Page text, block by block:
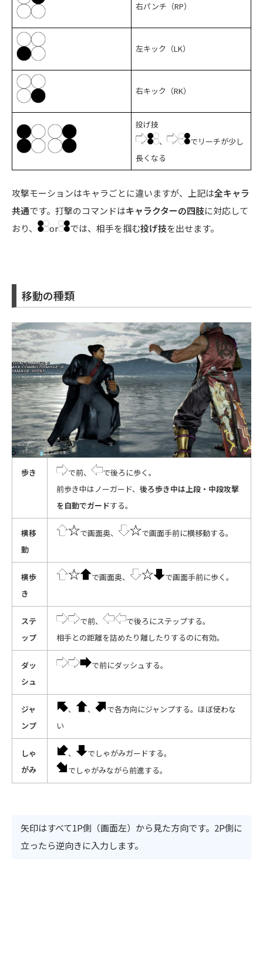
右パンチ（RP）
左キック（LK）
右キック（RK）
投げ技
、
でリーチが少し
長くなる
攻撃モーションはキャラごとに違いますが、上記は全キャラ
共通です。打撃のコマンドはキャラクターの四肢に対応して
おり、
or では、相手を掴む投げ技を出せます。
移動の種類
歩き で前、
で後ろに歩く。
前歩き中はノーガード、 後ろ歩き中は上段・中段攻撃
を自動でガードする。
横移
動
で画面奥、 で画面手前に横移動する。
横歩
き
で画面奥、 で画面手前に歩く。
ステ
ップ
で前、
で後ろにステップする。
相手との距離を詰めたり離したりするのに有効。
ダッ
シュ
で前にダッシュする。
ジャ
ンプ
、 、
で各方向にジャンプする。ほぼ使わな
い
しゃ
がみ
、
でしゃがみガードする。
でしゃがみながら前進する。
矢印はすべて1P側（画面左）から見た方向です。2P側に
立ったら逆向きに入力します。